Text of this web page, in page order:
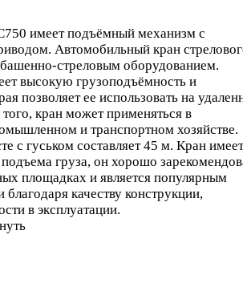
имеет подъёмный механизм с
Автомобильный кран
стреловым оборудованием.
высокую грузоподъёмность и
позволяет ее использовать на
кран может применяться в
и транспортном хозяйстве.
с гуськом составляет 45 м. Кран имеет
груза, он хорошо
площадках и является популярным
качеству конструкции,
в эксплуатации.